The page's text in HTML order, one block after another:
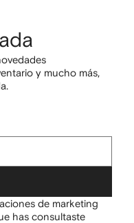
y mucho más,
de marketing
has consultaste